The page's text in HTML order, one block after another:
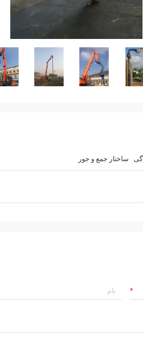
ساختار جمع و جور